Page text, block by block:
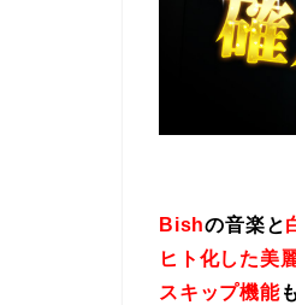
Bishの音楽と
ヒト化した美
スキップ機能